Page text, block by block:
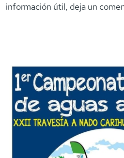
información útil, deja un